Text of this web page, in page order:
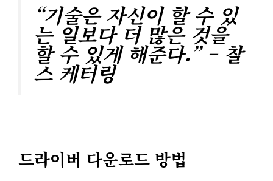
“기술은 자신이 할 수 있
는 일보다 더 많은 것을
할 수 있게 해준다.” – 찰
스 케터링
드라이버 다운로드 방법